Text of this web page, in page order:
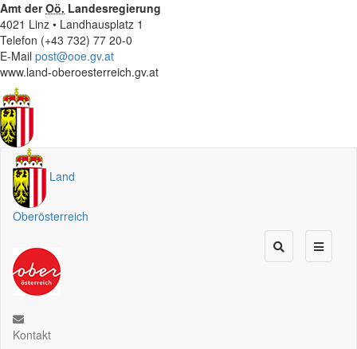
Amt derOö. Landesregierung
4021 Linz • Landhausplatz 1
Telefon (+43 732) 77 20-0
E-Mail post@ooe.gv.at
www.land-oberoesterreich.gv.at
Land
Oberösterreich
Kontakt